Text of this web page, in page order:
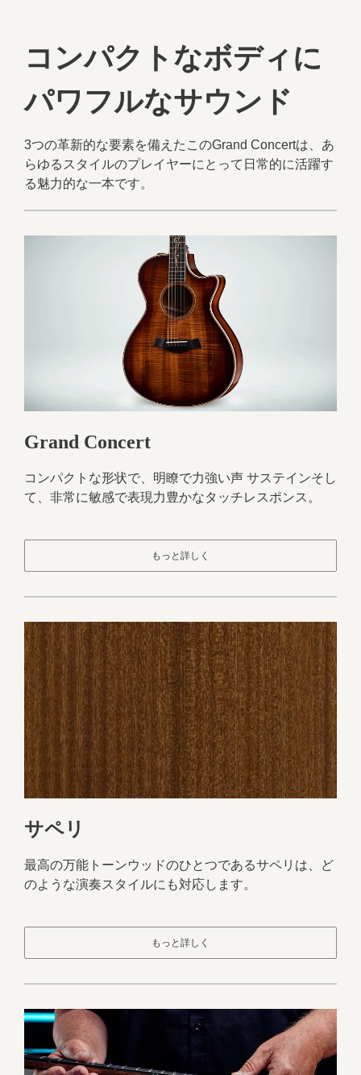
コンパクトなボディに
パワフルなサウンド
3つの革新的な要素を備えたこのGrand Concertは、あ
らゆるスタイルのプレイヤーにとって日常的に活躍す
る魅力的な一本です。
Grand Concert
コンパクトな形状で、明瞭で力強い声 サステインそし
て、非常に敏感で表現力豊かなタッチレスポンス。
もっと詳しく
サペリ
最高の万能トーンウッドのひとつであるサペリは、ど
のような演奏スタイルにも対応します。
もっと詳しく